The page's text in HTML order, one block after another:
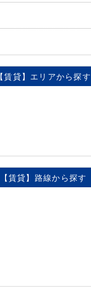
【賃貸】エリアから探す
【賃貸】路線から探す